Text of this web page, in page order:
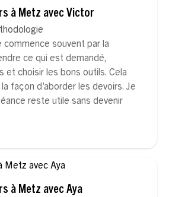
à Metz avec Victor
commence souvent par la
ce qui est demandé,
et choisir les bons outils. Cela
façon d’aborder les devoirs. Je
reste utile sans devenir
à Metz avec Aya